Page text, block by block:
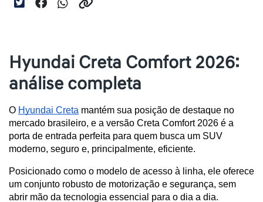
Hyundai Creta Comfort 2026:
análise completa
O Hyundai Creta mantém sua posição de destaque no
mercado brasileiro, e a versão Creta Comfort 2026 é a
porta de entrada perfeita para quem busca um SUV
moderno, seguro e, principalmente, eficiente.
Posicionado como o modelo de acesso à linha, ele oferece
um conjunto robusto de motorização e segurança, sem
abrir mão da tecnologia essencial para o dia a dia.